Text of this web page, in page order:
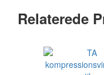
Relaterede